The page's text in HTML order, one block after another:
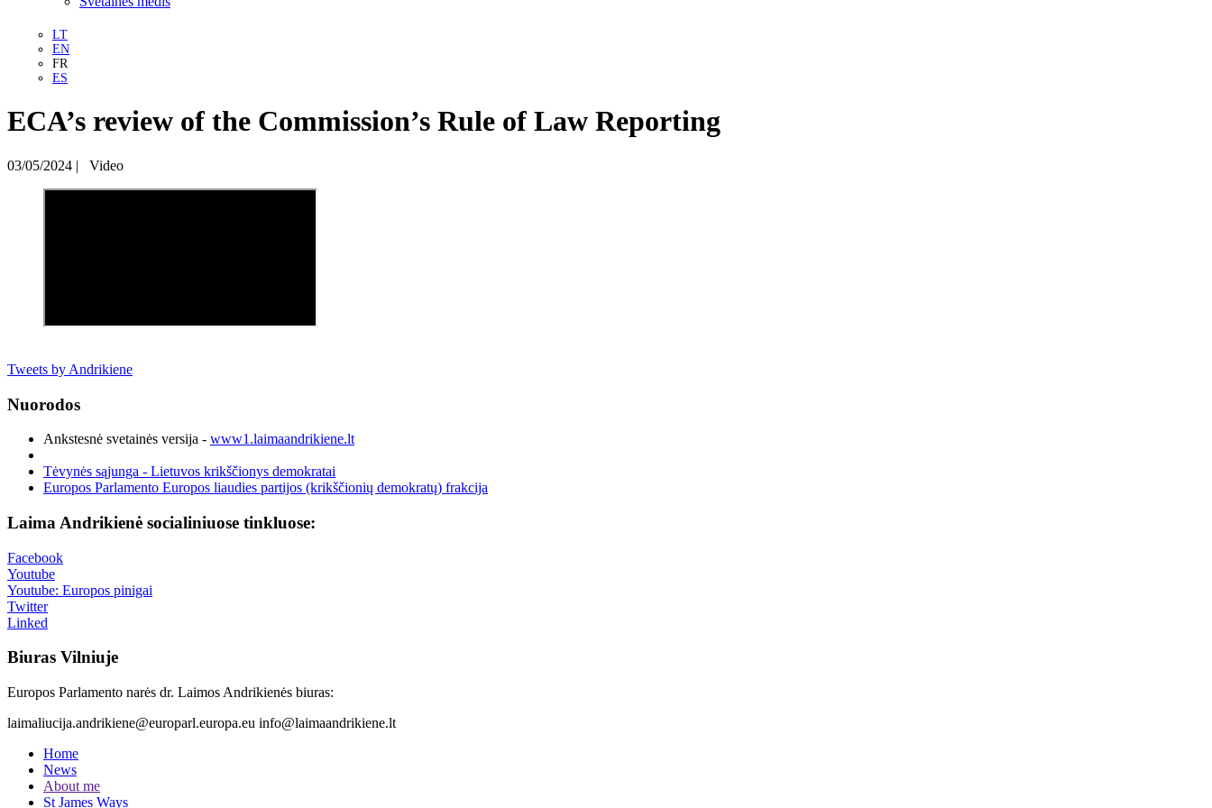
LT
EN
FR
ES
ECA’s review of the Commission’s Rule of Law Reporting
03/05/2024 | Video
Tweets by Andrikiene
Nuorodos
Ankstesnė svetainės versija - www1.laimaandrikiene.lt
Tėvynės sąjunga - Lietuvos krikščionys demokratai
Europos Parlamento Europos liaudies partijos (krikščionių demokratų) frakcija
Laima Andrikienė socialiniuose tinkluose:
Facebook
Youtube
Youtube: Europos pinigai
Twitter
Linked
Biuras Vilniuje
Europos Parlamento narės dr. Laimos Andrikienės biuras:
laimaliucija.andrikiene@europarl.europa.eu info@laimaandrikiene.lt
Home
News
About me
St James Ways